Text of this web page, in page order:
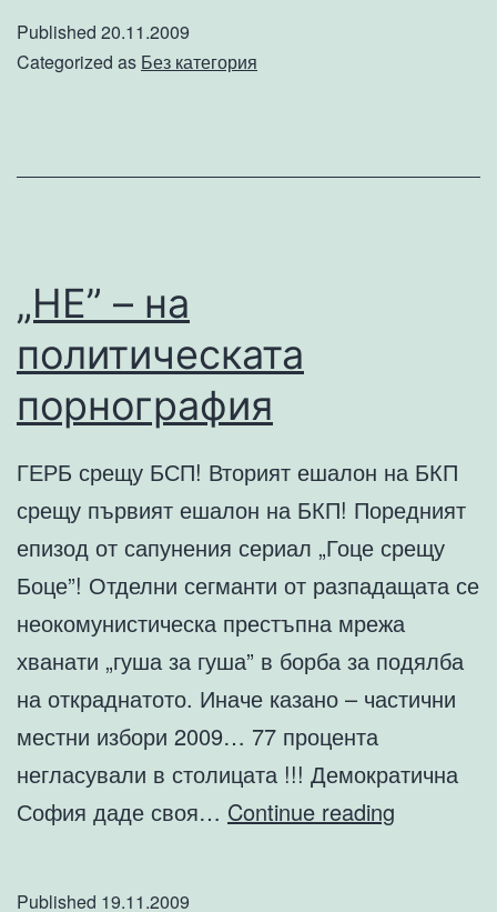
Published 20.11.2009
Categorized as Без категория
„НЕ” – на
политическата
порнография
ГЕРБ срещу БСП! Вторият ешалон на БКП
срещу първият ешалон на БКП! Поредният
епизод от сапунения сериал „Гоце срещу
Боце”! Отделни сегманти от разпадащата се
неокомунистическа престъпна мрежа
хванати „гуша за гуша” в борба за подялба
на откраднатото. Иначе казано – частични
местни избори 2009… 77 процента
негласували в столицата !!! Демократична
София даде своя… Continue reading
Published 19.11.2009